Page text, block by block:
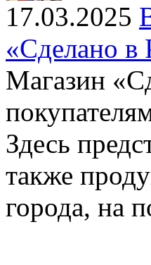
17.03.2025
«Сделано в
Магазин
Здесь
также
города, на